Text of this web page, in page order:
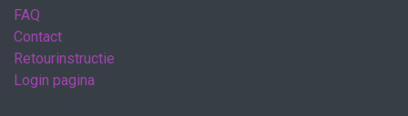
FAQ
Contact
Retourinstructie
Login pagina